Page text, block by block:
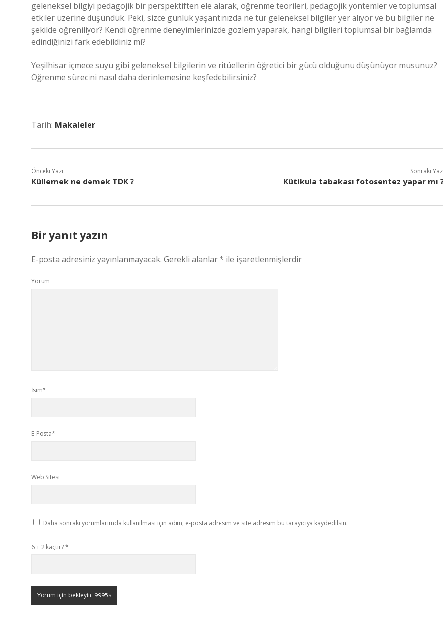
geleneksel bilgiyi pedagojik bir perspektiften ele alarak, öğrenme teorileri, pedagojik yöntemler ve toplumsal
etkiler üzerine düşündük. Peki, sizce günlük yaşantınızda ne tür geleneksel bilgiler yer alıyor ve bu bilgiler ne
şekilde öğreniliyor? Kendi öğrenme deneyimlerinizde gözlem yaparak, hangi bilgileri toplumsal bir bağlamda
edindiğinizi fark edebildiniz mi?
Yeşilhisar içmece suyu gibi geleneksel bilgilerin ve ritüellerin öğretici bir gücü olduğunu düşünüyor musunuz?
Öğrenme sürecini nasıl daha derinlemesine keşfedebilirsiniz?
Tarih: Makaleler
Önceki Yazı
Küllemek ne demek TDK ?
Sonraki
Kütikula tabakası fotosentez yapar mı
Bir yanıt yazın
E-posta adresiniz yayınlanmayacak. Gerekli alanlar* ile işaretlenmişlerdir
Yorum
İsim*
E-Posta*
Web Sitesi
Daha sonraki yorumlarımda kullanılması için adım, e-posta adresim ve site adresim bu tarayıcıya kaydedilsin.
6 + 2 kaçtır?*